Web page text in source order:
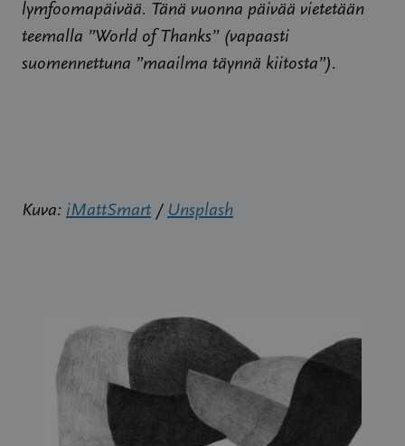
lymfoomapäivää. Tänä vuonna päivää vietetään
teemalla ”World of Thanks” (vapaasti
suomennettuna ”maailma täynnä kiitosta”).
Kuva: iMattSmart / Unsplash